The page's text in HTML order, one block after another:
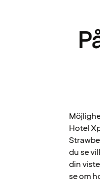
Hotel
du se
din
se om